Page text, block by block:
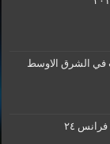
الشرق الاوسط
٢٤